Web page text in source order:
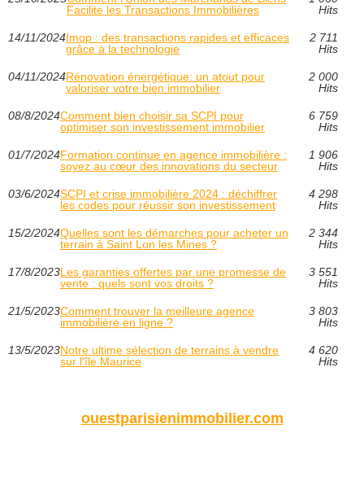
Facilite les Transactions Immobilières
Hits
14/11/2024Imop : des transactions rapides et efficaces
grâce à la technologie
2 711
Hits
04/11/2024Rénovation énergétique: un atout pour
valoriser votre bien immobilier
2 000
Hits
08/8/2024Comment bien choisir sa SCPI pour
optimiser son investissement immobilier
6 759
Hits
01/7/2024Formation continue en agence immobilière :
soyez au cœur des innovations du secteur
1 906
Hits
03/6/2024SCPI et crise immobilière 2024 : déchiffrer
les codes pour réussir son investissement
4 298
Hits
15/2/2024Quelles sont les démarches pour acheter un
terrain à Saint Lon les Mines ?
2 344
Hits
17/8/2023Les garanties offertes par une promesse de
vente : quels sont vos droits ?
3 551
Hits
21/5/2023Comment trouver la meilleure agence
immobilière en ligne ?
3 803
Hits
13/5/2023Notre ultime sélection de terrains à vendre
sur l'île Maurice
4 620
Hits
ouestparisienimmobilier.com